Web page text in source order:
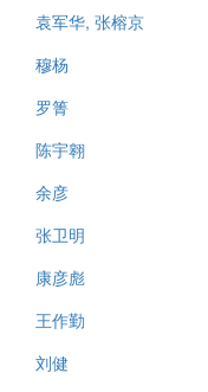
袁军华, 张榕京
穆杨
罗箐
陈宇翱
余彦
张卫明
康彦彪
王作勤
刘健